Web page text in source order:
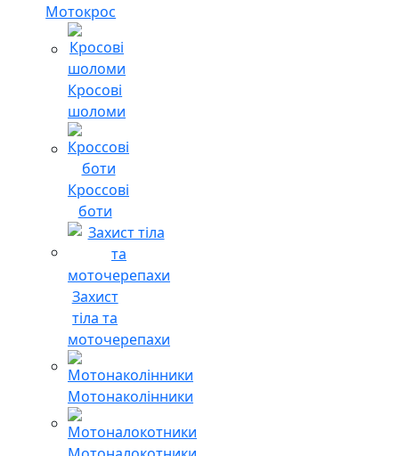
Мотокрос
Кросові
шоломи
Кроссові
боти
Захист
тіла та
моточерепахи
Мотонаколінники